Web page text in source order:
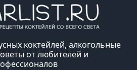
коктейлей, алкогольные
от любителей и